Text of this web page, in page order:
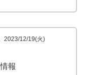
2023/12/19(火)
報